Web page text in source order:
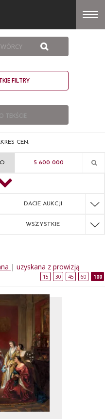
FILTRY
CEN:
DACIE AUKCJI
WSZYSTKIE
| uzyskana z prowizją
15 30 45 60 100